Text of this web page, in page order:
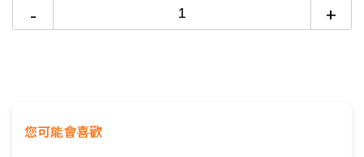
如無電梯，2樓(含)以上，現場收取樓層搬運費1-200
配送時間
- +
您可能會喜歡